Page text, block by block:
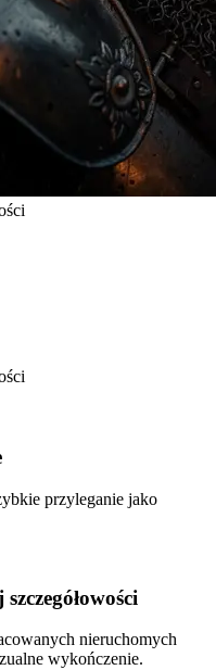
przyleganie jako
nieruchomych
wykończenie.